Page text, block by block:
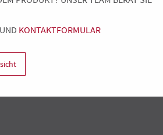
UND KONTAKTFORMULAR